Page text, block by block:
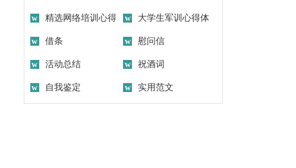
请书合集十篇 工作计划汇编五篇
精选网络培训心得
体会集合八篇
大学生军训心得体
会(集合15篇)
借条 慰问信
活动总结 祝酒词
自我鉴定 实用范文